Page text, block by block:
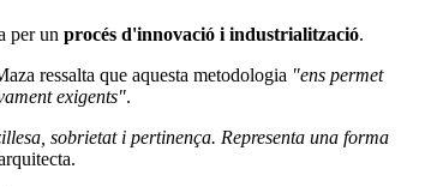
per un procés d'innovació i industrialització.
ressalta que aquesta metodologia "ens permet
exigents".
sobrietat i pertinença. Representa una forma